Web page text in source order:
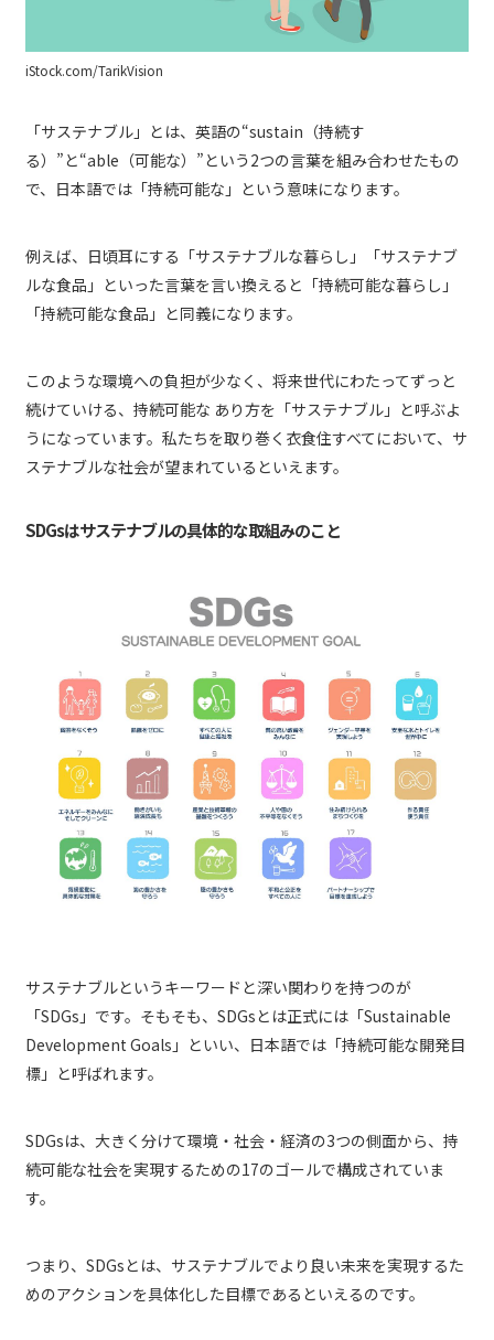
iStock.com/TarikVision
「サステナブル」とは、英語の“sustain（持続す
る）”と“able（可能な）”という2つの言葉を組み合わせたもの
で、日本語では「持続可能な」という意味になります。
例えば、日頃耳にする「サステナブルな暮らし」「サステナブ
ルな食品」といった言葉を言い換えると「持続可能な暮らし」
「持続可能な食品」と同義になります。
このような環境への負担が少なく、将来世代にわたってずっと
続けていける、持続可能な あり方を「サステナブル」と呼ぶよ
うになっています。私たちを取り巻く衣食住すべてにおいて、サ
ステナブルな社会が望まれているといえます。
SDGsはサステナブルの具体的な取組みのこと
サステナブルというキーワードと深い関わりを持つのが
「SDGs」です。そもそも、SDGsとは正式には「Sustainable
Development Goals」といい、日本語では「持続可能な開発目
標」と呼ばれます。
SDGsは、大きく分けて環境・社会・経済の3つの側面から、持
続可能な社会を実現するための17のゴールで構成されていま
す。
つまり、SDGsとは、サステナブルでより良い未来を実現するた
めのアクションを具体化した目標であるといえるのです。